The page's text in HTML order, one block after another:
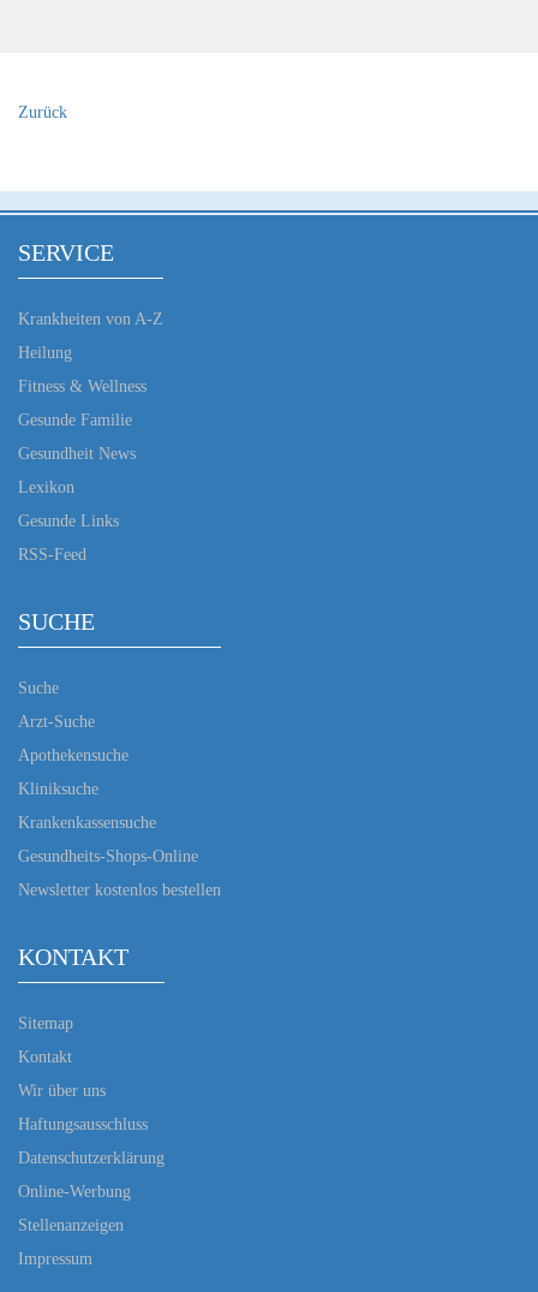
Zurück
SERVICE
Krankheiten von A-Z
Heilung
Fitness & Wellness
Gesunde Familie
Gesundheit News
Lexikon
Gesunde Links
RSS-Feed
SUCHE
Suche
Arzt-Suche
Apothekensuche
Kliniksuche
Krankenkassensuche
Gesundheits-Shops-Online
Newsletter kostenlos bestellen
KONTAKT
Sitemap
Kontakt
Wir über uns
Haftungsausschluss
Datenschutzerklärung
Online-Werbung
Stellenanzeigen
Impressum